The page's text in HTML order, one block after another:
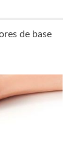
de base